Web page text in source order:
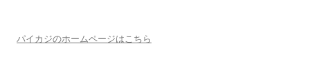
パイカジのホームページはこちら